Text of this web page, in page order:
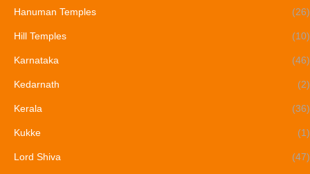
Hanuman Temples (26)
Hill Temples (10)
Karnataka (46)
Kedarnath (2)
Kerala (36)
Kukke (1)
Lord Shiva (47)